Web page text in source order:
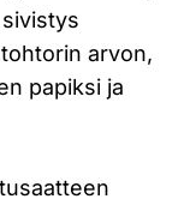
arvon,
papiksi ja